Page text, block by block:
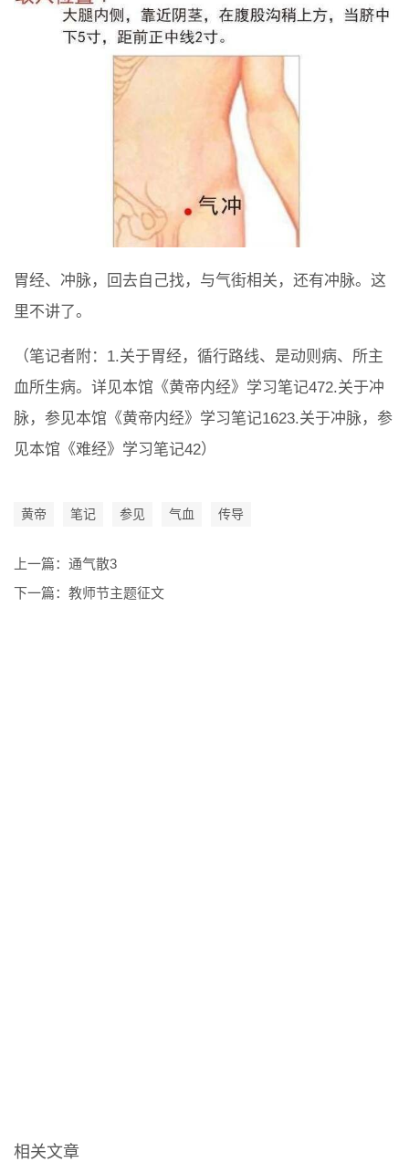
胃经、冲脉，回去自己找，与气街相关，还有冲脉。这
里不讲了。
（笔记者附：1.关于胃经，循行路线、是动则病、所主
血所生病。详见本馆《黄帝内经》学习笔记472.关于冲
脉，参见本馆《黄帝内经》学习笔记1623.关于冲脉，参
见本馆《难经》学习笔记42）
黄帝 笔记 参见 气血 传导
上一篇： 通气散3
下一篇： 教师节主题征文
相关文章